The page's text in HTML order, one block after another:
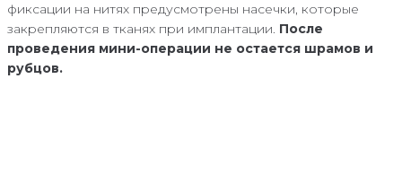
фиксации на нитях предусмотрены насечки, которые
закрепляются в тканях при имплантации. После
проведения мини-операции не остается шрамов и
рубцов.